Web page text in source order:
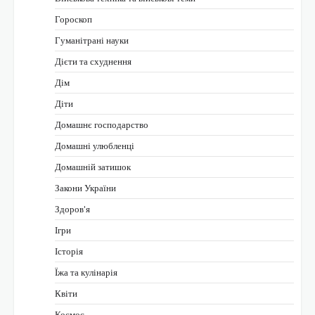
Гороскоп
Гуманітрані науки
Дієти та схуднення
Дім
Діти
Домашнє господарство
Домашні улюбленці
Домашній затишок
Закони України
Здоров'я
Ігри
Історія
Їжа та кулінарія
Квіти